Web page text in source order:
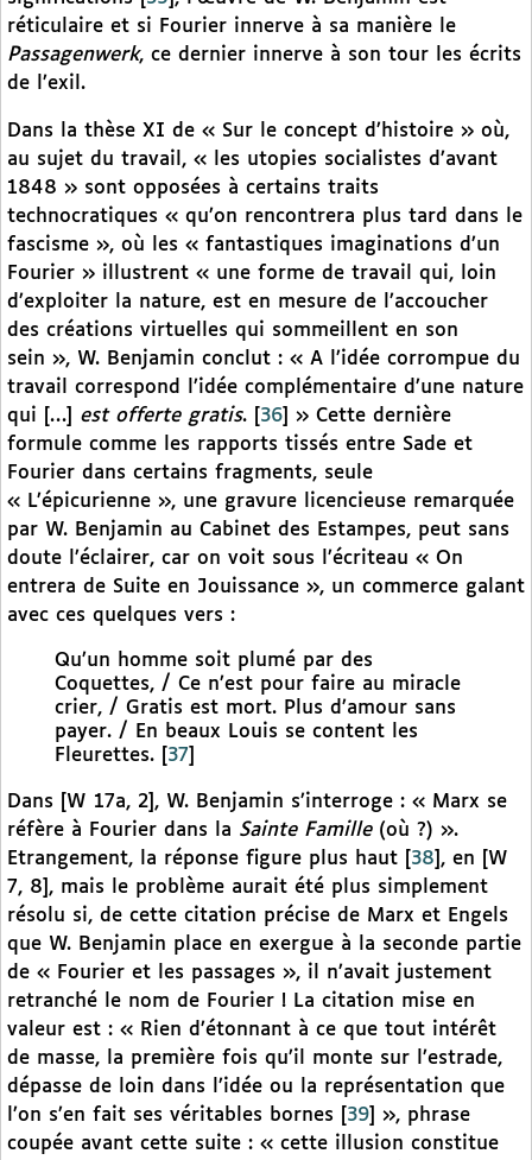
réticulaire et si Fourier innerve à sa manière le
Passagenwerk, ce dernier innerve à son tour les écrits
de l’exil.
Dans la thèse XI de « Sur le concept d’histoire » où,
au sujet du travail, « les utopies socialistes d’avant
1848 » sont opposées à certains traits
technocratiques « qu’on rencontrera plus tard dans le
fascisme », où les « fantastiques imaginations d’un
Fourier » illustrent « une forme de travail qui, loin
d’exploiter la nature, est en mesure de l’accoucher
des créations virtuelles qui sommeillent en son
sein », W. Benjamin conclut : « A l’idée corrompue du
travail correspond l’idée complémentaire d’une nature
qui […] est offerte gratis. 36
» Cette dernière
formule comme les rapports tissés entre Sade et
Fourier dans certains fragments, seule
« L’épicurienne », une gravure licencieuse remarquée
par W. Benjamin au Cabinet des Estampes, peut sans
doute l’éclairer, car on voit sous l’écriteau « On
entrera de Suite en Jouissance », un commerce galant
avec ces quelques vers :
Qu’un homme soit plumé par des
Coquettes, / Ce n’est pour faire au miracle
crier, / Gratis est mort. Plus d’amour sans
payer. / En beaux Louis se content les
Fleurettes.
37
Dans [W 17a, 2], W. Benjamin s’interroge : « Marx se
réfère à Fourier dans la Sainte Famille(où ?) ».
Etrangement, la réponse figure plus haut
38 , en [W
7, 8], mais le problème aurait été plus simplement
résolu si, de cette citation précise de Marx et Engels
que W. Benjamin place en exergue à la seconde partie
de « Fourier et les passages », il n’avait justement
retranché le nom de Fourier ! La citation mise en
valeur est : « Rien d’étonnant à ce que tout intérêt
de masse, la première fois qu’il monte sur l’estrade,
dépasse de loin dans l’idée ou la représentation que
l’on s’en fait ses véritables bornes
39
», phrase
coupée avant cette suite : « cette illusion constitue